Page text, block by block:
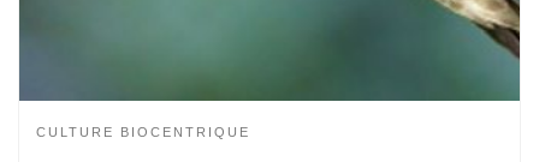
CULTURE BIOCENTRIQUE